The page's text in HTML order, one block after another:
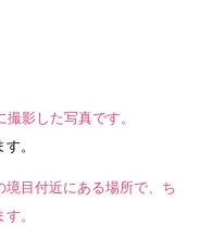
影した写真です。
。
目付近にある場所で、ち
。